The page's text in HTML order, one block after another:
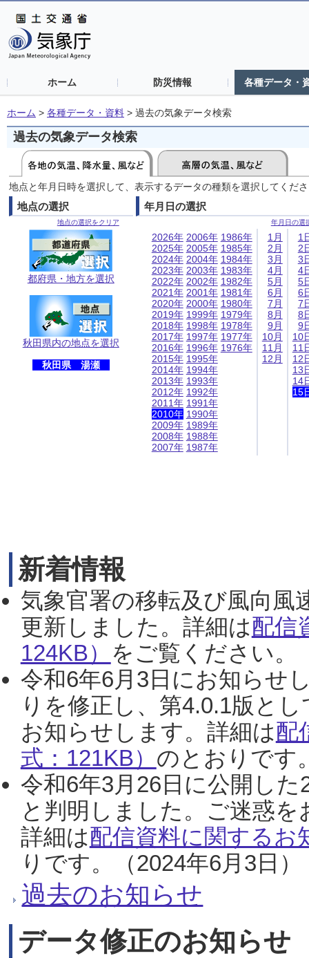
ホーム 防災情報 各種データ・
ホーム > 各種データ・資料 > 過去の気象データ検索
過去の気象データ検索
地点と年月日時を選択して、表示するデータの種類を選択してくだ
地点の選択
地点の選択をクリア
都府県・地方を選択
秋田県内の地点を選択
秋田県 湯瀬
年月日の選択
年月日の選
2026年
2025年
2024年
2023年
2022年
2021年
2020年
2019年
2018年
2017年
2016年
2015年
2014年
2013年
2012年
2011年
2010年
2009年
2008年
2007年
2006年
2005年
2004年
2003年
2002年
2001年
2000年
1999年
1998年
1997年
1996年
1995年
1994年
1993年
1992年
1991年
1990年
1989年
1988年
1987年
1986年
1985年
1984年
1983年
1982年
1981年
1980年
1979年
1978年
1977年
1976年
1月
2月
3月
4月
5月
6月
7月
8月
9月
10月
11月
12月
1
2
3
4
5
6
7
8
9
10
11
12
13
14
15
新着情報
気象官署の移転及び風向風
更新しました。詳細は配信
124KB） をご覧ください。
令和6年6月3日にお知らせ
りを修正し、第4.0.1版と
お知らせします。詳細は配
式：121KB） のとおりです
令和6年3月26日に公開し
と判明しました。ご迷惑
詳細は配信資料に関するお
りです。（2024年6月3日）
過去のお知らせ
データ修正のお知らせ